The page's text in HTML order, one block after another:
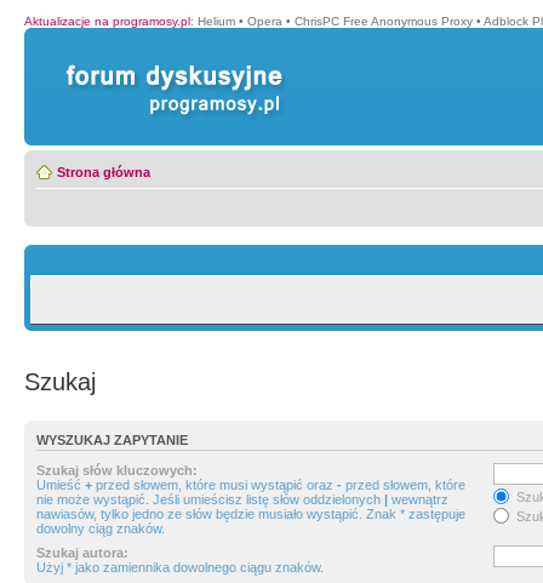
Aktualizacje na programosy.pl: Helium • Opera • ChrisPC Free Anonymous Proxy • Adblock
Strona główna
Szukaj
WYSZUKAJ ZAPYTANIE
Szukaj słów kluczowych:
Umieść + przed słowem, które musi wystąpić oraz - przed słowem, które
nie może wystąpić. Jeśli umieścisz listę słów oddzielonych | wewnątrz
nawiasów, tylko jedno ze słów będzie musiało wystąpić. Znak * zastępuje
dowolny ciąg znaków.
Szukaj autora:
Użyj * jako zamiennika dowolnego ciągu znaków.